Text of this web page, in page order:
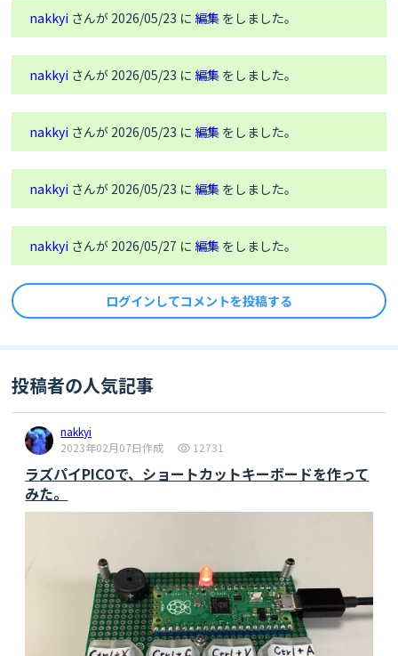
    for (int i = 0; i < numButtons; i++) {
        // ボタンが「押された瞬間（HIGHからLOWになった
== HIGH) {
号, 音量127)
            synth.setNoteOn(9, drumNotes[i],
127);
            // 画面に楽器名を表示
            M5.Display.clear();
            M5.Display.setTextColor(CYAN);
            M5.Display.drawString(drumNames[i],
            Serial.printf("Play: %s (Note
            delay(10); // チャタリング防止用の短い待
        }
        // 状態を保存
nakkyi さんが 2026/05/23 に編集 をしました。
nakkyi さんが 2026/05/23 に編集 をしました。
nakkyi さんが 2026/05/23 に編集 をしました。
nakkyi さんが 2026/05/23 に編集 をしました。
nakkyi さんが 2026/05/27 に編集 をしました。
ログインしてコメントを投稿する
投稿者の人気記事
nakkyi
2023年02月07日作成
12731
ラズパイPICOで、ショートカットキーボードを作って
みた。